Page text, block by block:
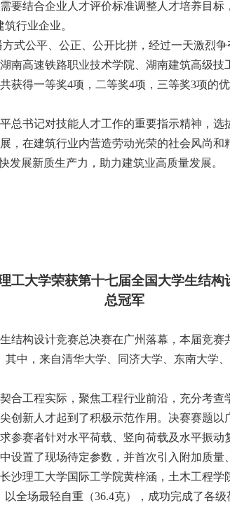
要结合企业人才评价标准调整人才培养目标
行业企业。
式公平、公正、公开比拼，经过一天激烈
南高速铁路职业技术学院、湖南建筑高级
获得一等奖4项，二等奖4项，三等奖3项的
总书记对技能人才工作的重要指示精神，
，在建筑行业内营造劳动光荣的社会风尚和
发展新质生产力，助力建筑业高质量发展。
工大学荣获第十七届全国大学生结构
总冠军
结构设计竞赛总决赛在广州落幕，本届竞赛
其中，来自清华大学、同济大学、东南大学
合工程实际，聚焦工程行业前沿，充分考
创新人才起到了积极示范作用。决赛赛题
参赛者针对水平荷载、竖向荷载及水平振
设置了现场待定参数，并首次引入附加质
沙理工大学国际工学院黄梓涵，土木工程学
以全场最轻自重（36.4克），成功完成了各